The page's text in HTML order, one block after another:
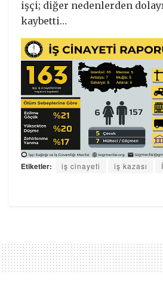
işçi; diğer nedenlerden
kaybetti…
Etiketler: iş cinayeti iş kazası